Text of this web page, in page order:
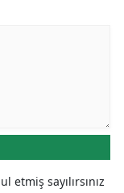
etmiş sayılırsınız